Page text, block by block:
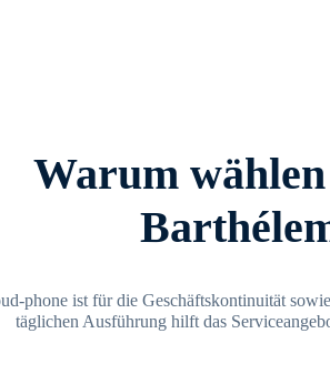
Warum
phone ist für die Geschäftskontinuität
täglichen Ausführung hilft das